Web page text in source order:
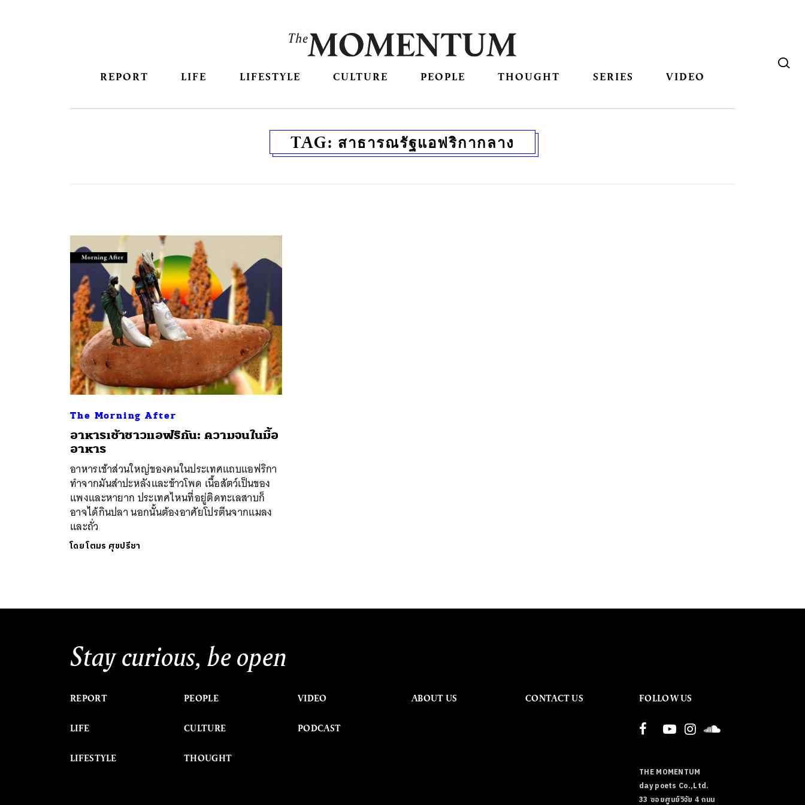
REPORT LIFE LIFESTYLE CULTURE PEOPLE THOUGHT SERIES VIDEO
TAG: สาธารณรัฐแอฟริกากลาง
The Morning After
อาหารเช้าชาวแอฟริกัน: ความจนในมื้อ
อาหาร
อาหารเช้าส่วนใหญ่ของคนในประเทศแถบแอฟริกา
ทำจากมันสำปะหลังและข้าวโพด เนื้อสัตว์เป็นของ
แพงและหายาก ประเทศไหนที่อยู่ติดทะเลสาบก็
อาจได้กินปลา นอกนั้นต้องอาศัยโปรตีนจากแมลง
และถั่ว
โดยโตมร ศุขปรีชา
Stay curious, be open
REPORT
LIFE
LIFESTYLE
PEOPLE
CULTURE
THOUGHT
VIDEO
PODCAST
ABOUT US CONTACT US FOLLOW US
THE MOMENTUM
day poets Co.,Ltd.
33 ซอยศูนย์วิจัย 4 ถนน